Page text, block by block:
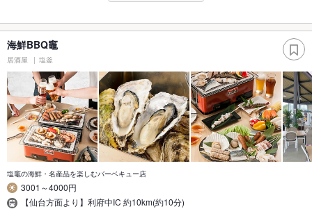
海鮮BBQ竈
居酒屋 塩釜
塩竈の海鮮・名産品を楽しむバーベキュー店
3001～4000円
【仙台方面より】利府中IC 約10km(約10分)